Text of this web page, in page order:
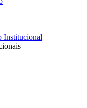
Institucional